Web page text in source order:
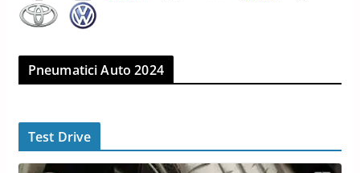
Pneumatici Auto 2024
Test Drive